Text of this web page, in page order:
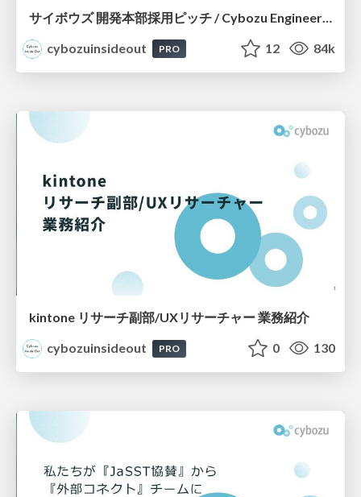
cybozuinsideout
PRO 12 84k
kintone リサーチ副部/UXリサーチャー 業務紹介
cybozuinsideout
PRO 0 130